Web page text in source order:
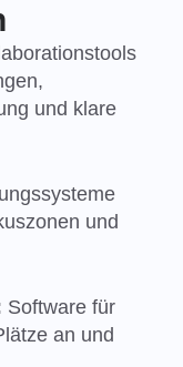
und klare
und
Software für
an und